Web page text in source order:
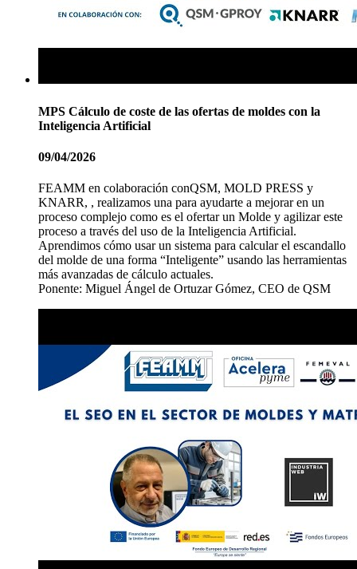
MPS Cálculo de coste de las ofertas de moldes con la
Inteligencia Artificial
09/04/2026
FEAMM en colaboración conQSM, MOLD PRESS y
KNARR, , realizamos una para ayudarte a mejorar en un
proceso complejo como es el ofertar un Molde y agilizar este
proceso a través del uso de la Inteligencia Artificial.
Aprendimos cómo usar un sistema para calcular el escandallo
del molde de una forma “Inteligente” usando las herramientas
más avanzadas de cálculo actuales.
Ponente: Miguel Ángel de Ortuzar Gómez, CEO de QSM